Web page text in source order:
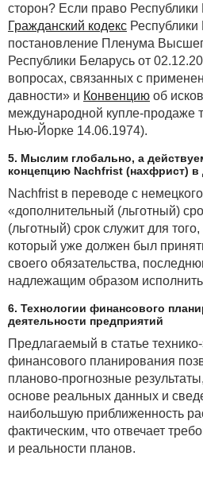
Такие доходы не облагаются
и не отражаются вналоговой
по подоходному налогу с
налоговая декларация).
Доходы, полученные от
с токенами от зарубежных
иностранных организаций,
индивидуальных
физических лиц, подлежат
ставке в размере 13 % на
декларации, представляемой в
в срок не позднее 31 марта
истекшим налоговым периодом.
Декларированию
разрешенных операций с
физическими лицами —
Республики Беларусь, то
территории Республики
в календарном году, либо
иным основаниям (
сторон? Если право
Гражданский кодекс Республики
постановление Пленума
Республики Беларусь от
вопросах, связанных с
давности» и Конвенцию об
международной купле-продаже
Нью-Йорке 14.06.1974).
5. Мыслим глобально, а
концепцию Nachfrist (нахфрист) в
Nachfrist в переводе с
«дополнительный (льготный)
(льготный) срок служит для
который уже должен был
своего обязательства,
надлежащим образом исполнить
6. Технологии финансового
деятельности предприятий
Предлагаемый в статье
финансового планирования
планово-прогнозные
основе реальных данных и
наибольшую приближенность
фактическим, что отвечает
и реальности планов.